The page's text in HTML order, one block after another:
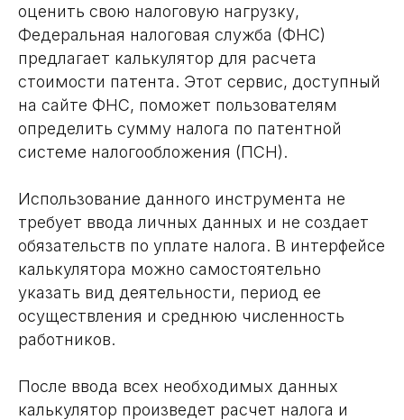
оценить свою налоговую нагрузку,
Федеральная налоговая служба (ФНС)
предлагает калькулятор для расчета
стоимости патента. Этот сервис, доступный
на сайте ФНС, поможет пользователям
определить сумму налога по патентной
системе налогообложения (ПСН).
Использование данного инструмента не
требует ввода личных данных и не создает
обязательств по уплате налога. В интерфейсе
калькулятора можно самостоятельно
указать вид деятельности, период ее
осуществления и среднюю численность
работников.
После ввода всех необходимых данных
калькулятор произведет расчет налога и